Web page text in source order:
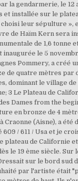
la gendarmerie, le
et installée sur le
choisi leur sépulture
de Haïm Kern sera
de 1,6 tonne
inaugurée le 5
Pommery, a créé
de quatre mètres par
dominant le village
3 Le Plateau de
Dames from the
en bronze de 4
Craonne (Aisne), a
/ 611 / Usa et je
plateau de Californie
le 19 ème siècle.
sur le bord
par l'artiste était